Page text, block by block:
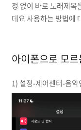
정 없이 바로 노래제목
데요 사용하는 방법에
아이폰으로 모
1) 설정-제어센터-음악